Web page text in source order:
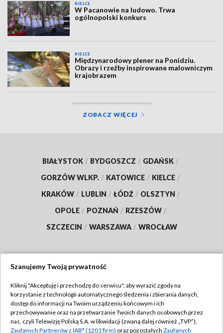
KIELCE
W Pacanowie na ludowo. Trwa
ogólnopolski konkurs
KIELCE
Międzynarodowy plener na Ponidziu.
Obrazy i rzeźby inspirowane malowniczym
krajobrazem
ZOBACZ WIĘCEJ
BIAŁYSTOK / BYDGOSZCZ / GDAŃSK /
GORZÓW WLKP. / KATOWICE / KIELCE /
KRAKÓW / LUBLIN / ŁÓDŹ / OLSZTYN /
OPOLE / POZNAŃ / RZESZÓW /
SZCZECIN / WARSZAWA / WROCŁAW
TVP
Abonament TVP
Emisja w TVP
Regulamin TVP
Szanujemy Twoją prywatność
Kliknij "Akceptuję i przechodzę do serwisu", aby wyrazić zgody na
korzystanie z technologii automatycznego śledzenia i zbierania danych,
dostęp do informacji na Twoim urządzeniu końcowym i ich
przechowywanie oraz na przetwarzanie Twoich danych osobowych przez
nas, czyli Telewizję Polską S.A. w likwidacji (zwaną dalej również „TVP”),
Zaufanych Partnerów z IAB* (1201 firm) oraz pozostałych Zaufanych